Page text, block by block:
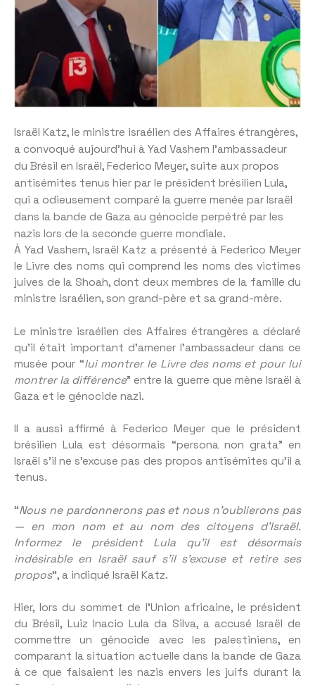
Israël Katz, le ministre israélien des Affaires étrangères,
a convoqué aujourd’hui à Yad Vashem l’ambassadeur
du Brésil en Israël, Federico Meyer, suite aux propos
antisémites tenus hier par le président brésilien Lula,
qui a odieusement comparé la guerre menée par Israël
dans la bande de Gaza au génocide perpétré par les
nazis lors de la seconde guerre mondiale.
À Yad Vashem, Israël Katz a présenté à Federico Meyer
le Livre des noms qui comprend les noms des victimes
juives de la Shoah, dont deux membres de la famille du
ministre israélien, son grand-père et sa grand-mère.
Le ministre israélien des Affaires étrangères a déclaré
qu’il était important d’amener l’ambassadeur dans ce
musée pour “lui montrer le Livre des noms et pour lui
montrer la différence” entre la guerre que mène Israël à
Gaza et le génocide nazi.
Il a aussi affirmé à Federico Meyer que le président
brésilien Lula est désormais “persona non grata” en
Israël s’il ne s’excuse pas des propos antisémites qu’il a
tenus.
“Nous ne pardonnerons pas et nous n’oublierons pas
— en mon nom et au nom des citoyens d’Israël.
Informez le président Lula qu’il est désormais
indésirable en Israël sauf s’il s’excuse et retire ses
propos“, a indiqué Israël Katz.
Hier, lors du sommet de l’Union africaine, le président
du Brésil, Luiz Inacio Lula da Silva, a accusé Israël de
commettre un génocide avec les palestiniens, en
comparant la situation actuelle dans la bande de Gaza
à ce que faisaient les nazis envers les juifs durant la